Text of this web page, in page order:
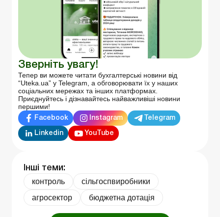
Зверніть увагу!
Тепер ви можете читати бухгалтерські новини від
“Uteka.ua” у Telegram, а обговорювати їх у наших
соціальних мережах та інших платформах.
Приєднуйтесь і дізнавайтесь найважливіші новини
першими!
Facebook Instagram Telegram
Linkedin YouTube
Інші теми:
контроль
сільгоспвиробники
агросектор
бюджетна дотація